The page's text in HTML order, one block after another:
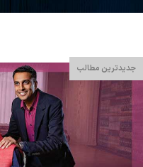
جدیدترین مطالب